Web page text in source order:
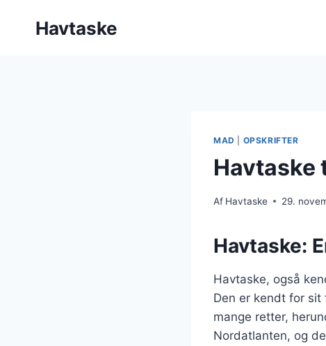
Havtaske
MAD OPSKRIFTER
Havtaske
Af Havtaske 29.
Havtaske:
Havtaske, også
Den er kendt for
mange retter,
Nordatlanten, og